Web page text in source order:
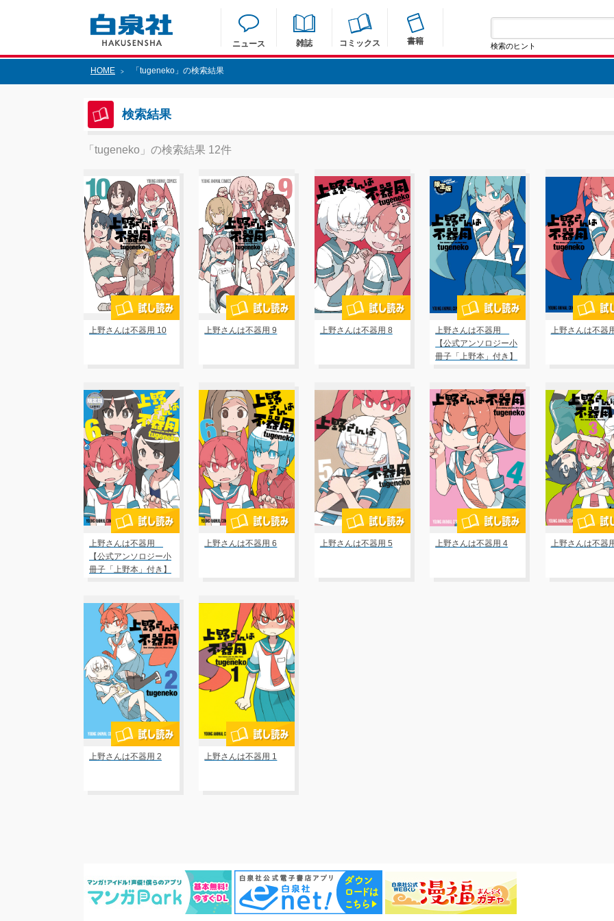
ニュース 雑誌 コミックス 書籍 検索のヒント
HOME > 「tugeneko」の検索結果
検索結果
「tugeneko」の検索結果 12件
上野さんは不器用 10 上野さんは不器用 9 上野さんは不器用 8
上野さんは不器用
【公式アンソロジー小
冊子「上野本」付き】
上野さんは不器
上野さんは不器用
【公式アンソロジー小
冊子「上野本」付き】
上野さんは不器用 6 上野さんは不器用 5 上野さんは不器用 4 上野さんは不器
上野さんは不器用 2 上野さんは不器用 1